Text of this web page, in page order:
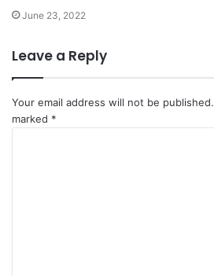
June 23, 2022
Leave a Reply
Your email address will not be published.
marked *